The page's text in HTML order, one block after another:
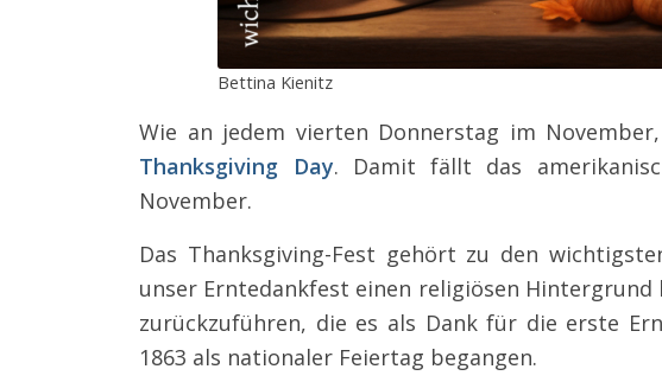
Bettina Kienitz
Wie an jedem vierten Donnerstag im
Thanksgiving Day. Damit fällt das
November.
Das Thanksgiving-Fest gehört zu den
unser Erntedankfest einen religiösen
zurückzuführen, die es als Dank für die erste
1863 als nationaler Feiertag begangen.